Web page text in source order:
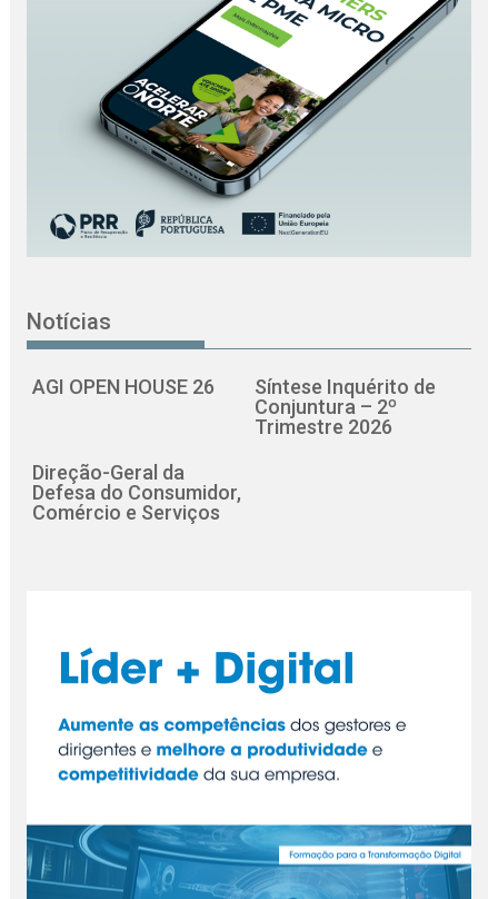
Notícias
AGI OPEN HOUSE 26
Síntese Inquérito de
Conjuntura – 2º
Trimestre 2026
Direção-Geral da
Defesa do Consumidor,
Comércio e Serviços